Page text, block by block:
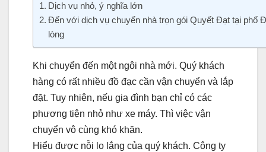
Dịch vụ nhỏ, ý nghĩa lớn
Đến với dịch vụ chuyển nhà trọn gói Quyết Đạt tại phố
lòng
Khi chuyển đến một ngôi nhà mới. Quý khách
hàng có rất nhiều đồ đạc cần vận chuyển và lắp
đặt. Tuy nhiên, nếu gia đình bạn chỉ có các
phương tiện nhỏ như xe máy. Thì việc vận
chuyển vô cùng khó khăn.
Hiểu được nỗi lo lắng của quý khách. Công ty